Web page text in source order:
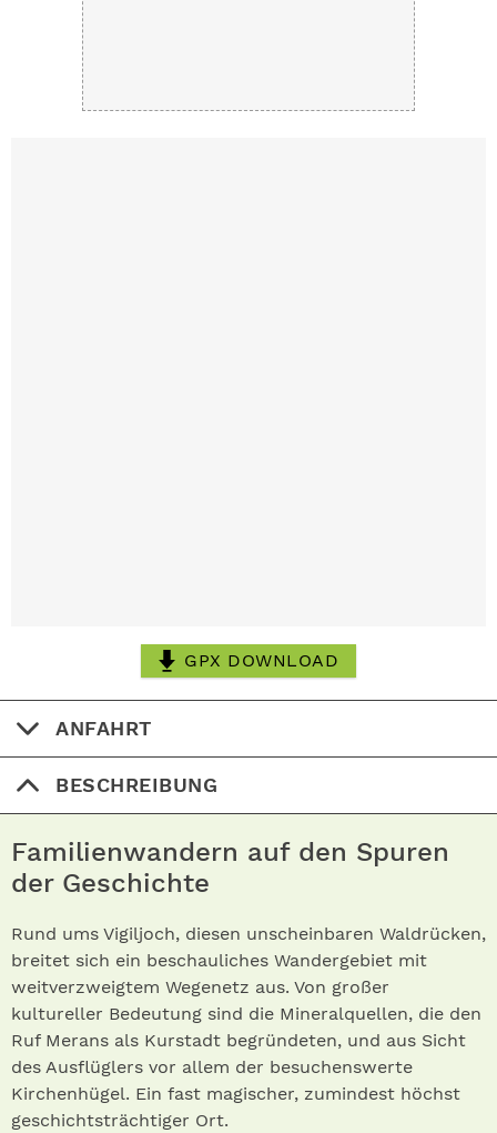
GPX DOWNLOAD
ANFAHRT
BESCHREIBUNG
Familienwandern auf den Spuren
der Geschichte
Rund ums Vigiljoch, diesen unscheinbaren Waldrücken,
breitet sich ein beschauliches Wandergebiet mit
weitverzweigtem Wegenetz aus. Von großer
kultureller Bedeutung sind die Mineralquellen, die den
Ruf Merans als Kurstadt begründeten, und aus Sicht
des Ausflüglers vor allem der besuchenswerte
Kirchenhügel. Ein fast magischer, zumindest höchst
geschichtsträchtiger Ort.